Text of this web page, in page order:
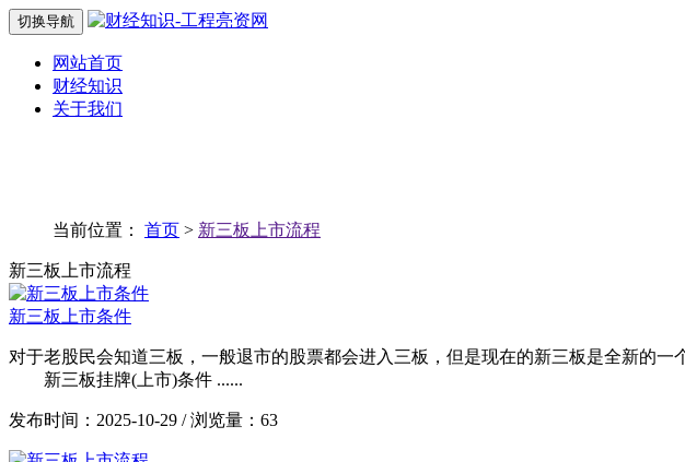
切换导航
网站首页
财经知识
关于我们
当前位置： 首页 > 新三板上市流程
新三板上市流程
新三板上市条件
对于老股民会知道三板，一般退市的股票都会进入三板，但是现在的新三板是全新的
新三板挂牌(上市)条件 ......
发布时间：2025-10-29 / 浏览量：63